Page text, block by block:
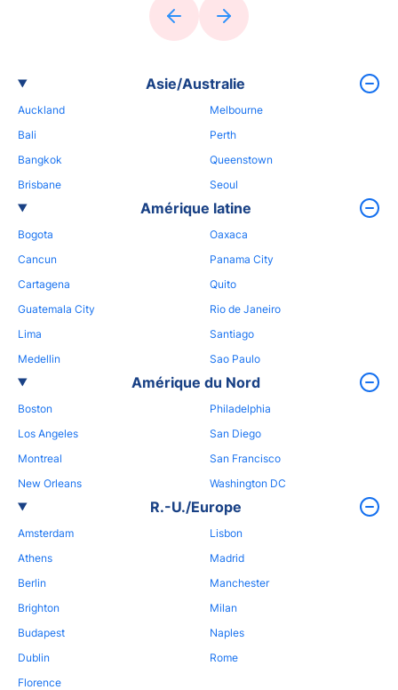
Asie/Australie
Auckland
Bali
Bangkok
Brisbane
Melbourne
Perth
Queenstown
Seoul
Amérique latine
Bogota
Cancun
Cartagena
Guatemala City
Lima
Medellin
Oaxaca
Panama City
Quito
Rio de Janeiro
Santiago
Sao Paulo
Amérique du Nord
Boston
Los Angeles
Montreal
New Orleans
Philadelphia
San Diego
San Francisco
Washington DC
R.-U./Europe
Amsterdam
Athens
Berlin
Brighton
Budapest
Dublin
Florence
Lisbon
Madrid
Manchester
Milan
Naples
Rome